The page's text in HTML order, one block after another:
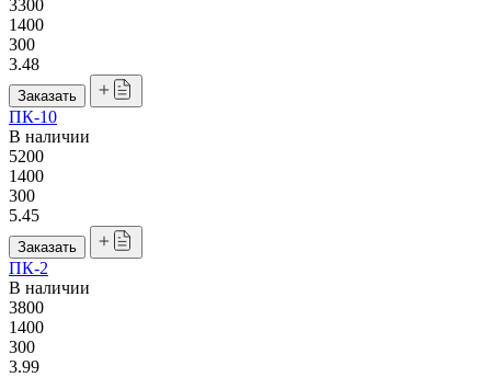
3300
1400
300
3.48
Заказать
ПК-10
В наличии
5200
1400
300
5.45
Заказать
ПК-2
В наличии
3800
1400
300
3.99